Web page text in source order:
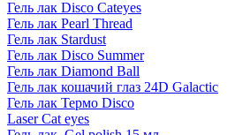
Гель лак Disco Cateyes
Гель лак Pearl Thread
Гель лак Stardust
Гель лак Disco Summer
Гель лак Diamond Ball
Гель лак кошачий глаз 24D Galactic
Гель лак Термо Disco
Laser Cat eyes